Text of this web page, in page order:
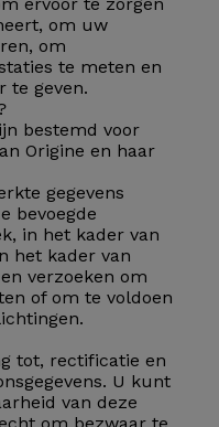
om uw
om
te meten en
te geven.
bestemd voor
Origine en haar
gegevens
bevoegde
in het kader van
het kader van
verzoeken om
of om te voldoen
tot, rectificatie en
U kunt
van deze